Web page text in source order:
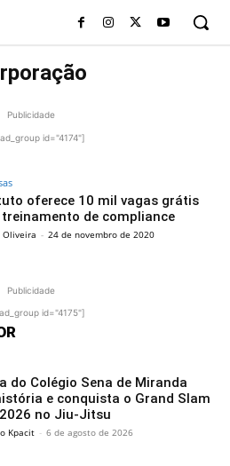
Publicidade
id="4174"]
oferece 10 mil vagas grátis
de compliance
Oliveira - 24 de novembro de 2020
Publicidade
id="4175"]
do Colégio Sena de Miranda
e conquista o Grand Slam
no Jiu-Jitsu
Kpacit - 6 de agosto de 2026